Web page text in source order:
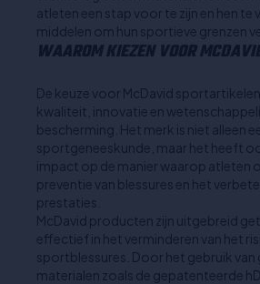
atleten een stap voor te zijn en hen te
middelen om hun sportieve grenzen
WAAROM KIEZEN VOOR
De keuze voor McDavid
kwaliteit, innovatie en
bescherming. Het merk is niet alleen
sportgeneeskunde, maar het heeft
impact op de manier waarop atleten
preventie van blessures en het
prestaties.
McDavid producten zijn uitgebreid
effectief in het verminderen van het
sportblessures. Door het gebruik van
materialen zoals de gepatenteerde